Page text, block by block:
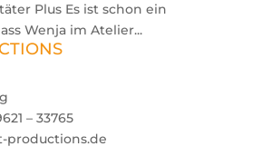
Plus Es ist schon ein
Wenja im Atelier...
– 33765
productions.de